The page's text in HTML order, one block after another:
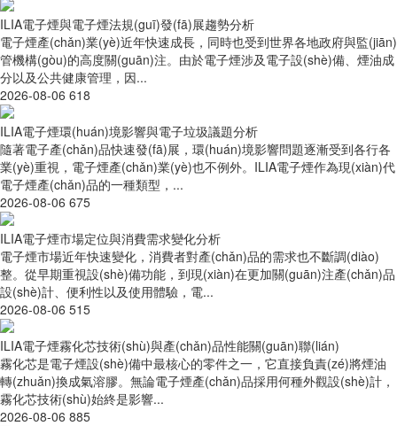
ILIA電子煙與電子煙法規(guī)發(fā)展趨勢分析
電子煙產(chǎn)業(yè)近年快速成長，同時也受到世界各地政府與監(jiān)
管機構(gòu)的高度關(guān)注。由於電子煙涉及電子設(shè)備、煙油成
分以及公共健康管理，因...
2026-08-06 618
ILIA電子煙環(huán)境影響與電子垃圾議題分析
隨著電子產(chǎn)品快速發(fā)展，環(huán)境影響問題逐漸受到各行各
業(yè)重視，電子煙產(chǎn)業(yè)也不例外。ILIA電子煙作為現(xiàn)代
電子煙產(chǎn)品的一種類型，...
2026-08-06 675
ILIA電子煙市場定位與消費需求變化分析
電子煙市場近年快速變化，消費者對產(chǎn)品的需求也不斷調(diào)
整。從早期重視設(shè)備功能，到現(xiàn)在更加關(guān)注產(chǎn)品
設(shè)計、便利性以及使用體驗，電...
2026-08-06 515
ILIA電子煙霧化芯技術(shù)與產(chǎn)品性能關(guān)聯(lián)
霧化芯是電子煙設(shè)備中最核心的零件之一，它直接負責(zé)將煙油
轉(zhuǎn)換成氣溶膠。無論電子煙產(chǎn)品採用何種外觀設(shè)計，
霧化芯技術(shù)始終是影響...
2026-08-06 885